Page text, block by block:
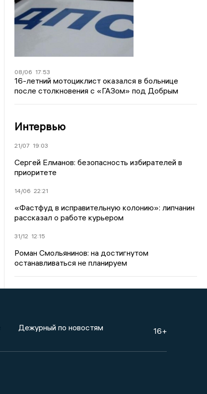
08/06 17:53
16-летний мотоциклист оказался в больнице
после столкновения с «ГАЗом» под Добрым
Интервью
21/07 19:03
Сергей Елманов: безопасность избирателей в
приоритете
14/06 22:21
«Фастфуд в исправительную колонию»: липчанин
рассказал о работе курьером
31/12 12:15
Роман Смольянинов: на достигнутом
останавливаться не планируем
Дежурный по новостям 16+